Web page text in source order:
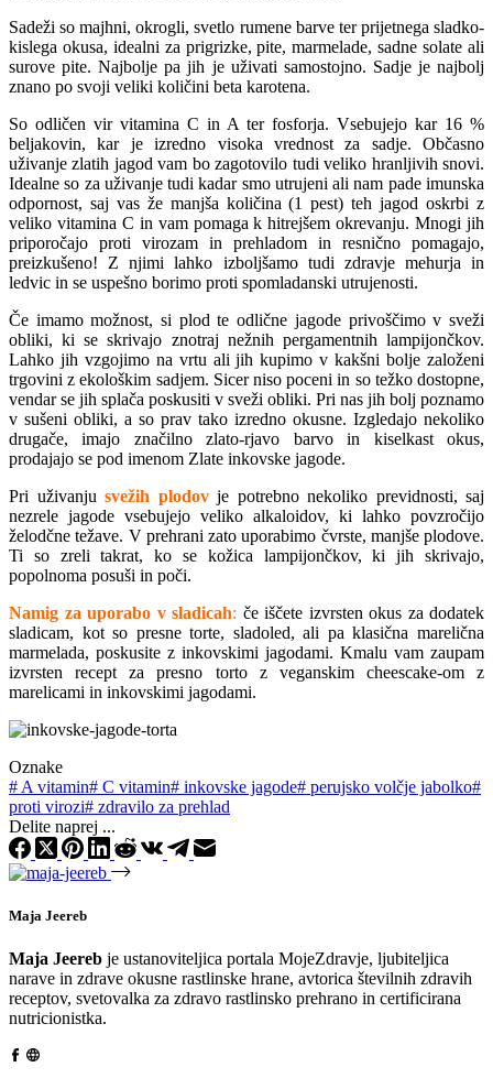
Sadeži so majhni, okrogli, svetlo rumene barve ter prijetnega sladko-
kislega okusa, idealni za prigrizke, pite, marmelade, sadne solate ali
surove pite. Najbolje pa jih je uživati samostojno. Sadje je najbolj
znano po svoji veliki količini beta karotena.
So odličen vir vitamina C in A ter fosforja. Vsebujejo kar 16 %
beljakovin, kar je izredno visoka vrednost za sadje. Občasno
uživanje zlatih jagod vam bo zagotovilo tudi veliko hranljivih snovi.
Idealne so za uživanje tudi kadar smo utrujeni ali nam pade imunska
odpornost, saj vas že manjša količina (1 pest) teh jagod oskrbi z
veliko vitamina C in vam pomaga k hitrejšem okrevanju. Mnogi jih
priporočajo proti virozam in prehladom in resnično pomagajo,
preizkušeno! Z njimi lahko izboljšamo tudi zdravje mehurja in
ledvic in se uspešno borimo proti spomladanski utrujenosti.
Če imamo možnost, si plod te odlične jagode privoščimo v sveži
obliki, ki se skrivajo znotraj nežnih pergamentnih lampijončkov.
Lahko jih vzgojimo na vrtu ali jih kupimo v kakšni bolje založeni
trgovini z ekološkim sadjem. Sicer niso poceni in so težko dostopne,
vendar se jih splača poskusiti v sveži obliki. Pri nas jih bolj poznamo
v sušeni obliki, a so prav tako izredno okusne. Izgledajo nekoliko
drugače, imajo značilno zlato-rjavo barvo in kiselkast okus,
prodajajo se pod imenom Zlate inkovske jagode.
Pri uživanju svežih plodov je potrebno nekoliko previdnosti, saj
nezrele jagode vsebujejo veliko alkaloidov, ki lahko povzročijo
želodčne težave. V prehrani zato uporabimo čvrste, manjše plodove.
Ti so zreli takrat, ko se kožica lampijončkov, ki jih skrivajo,
popolnoma posuši in poči.
Namig za uporabo v sladicah: če iščete izvrsten okus za dodatek
sladicam, kot so presne torte, sladoled, ali pa klasična marelična
marmelada, poskusite z inkovskimi jagodami. Kmalu vam zaupam
izvrsten recept za presno torto z veganskim cheescake-om z
marelicami in inkovskimi jagodami.
Oznake
# A vitamin# C vitamin# inkovske jagode# perujsko volčje jabolko#
proti virozi# zdravilo za prehlad
Delite naprej ...
Maja Jeereb
Maja Jeereb je ustanoviteljica portala MojeZdravje, ljubiteljica
narave in zdrave okusne rastlinske hrane, avtorica številnih zdravih
receptov, svetovalka za zdravo rastlinsko prehrano in certificirana
nutricionistka.